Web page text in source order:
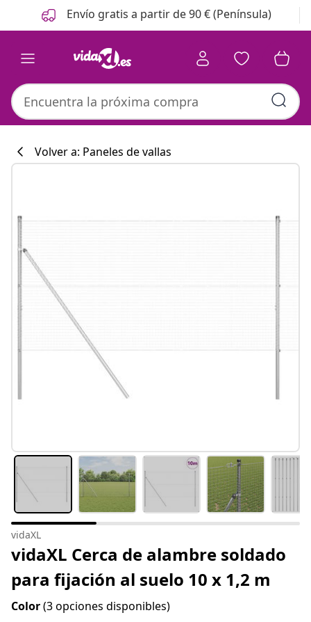
Anterior
Siguiente Envío gratis a partir de 90 € (Península)
Volver a: Paneles de vallas
vidaXL
vidaXL Cerca de alambre soldado
para fijación al suelo 10 x 1,2 m
Color(3 opciones disponibles)